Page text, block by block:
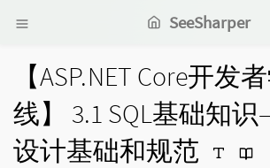
SeeSharper
【ASP.NET Core开发
线】 3.1 SQL基础知
设计基础和规范